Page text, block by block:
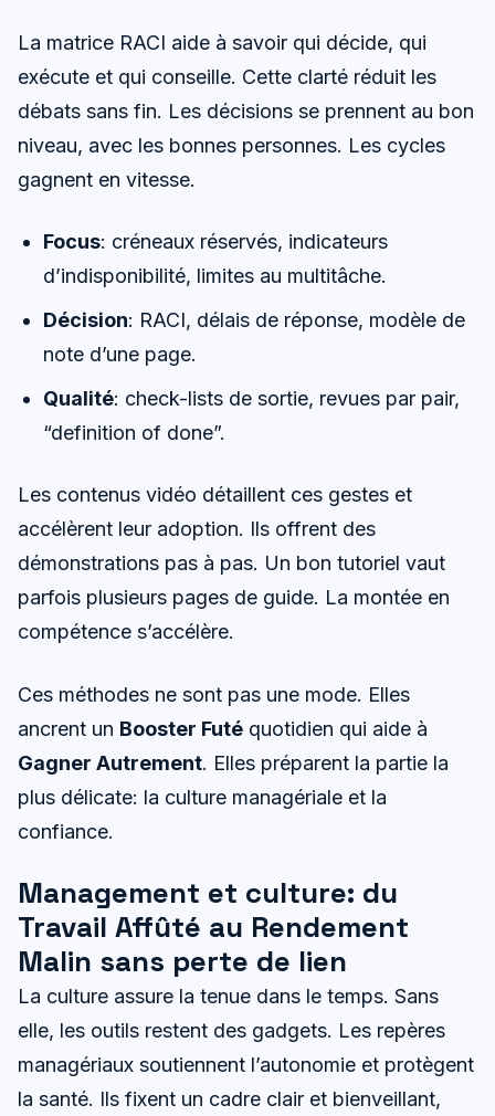
La matrice RACI aide à savoir qui décide, qui
exécute et qui conseille. Cette clarté réduit les
débats sans fin. Les décisions se prennent au bon
niveau, avec les bonnes personnes. Les cycles
gagnent en vitesse.
Focus: créneaux réservés, indicateurs
d’indisponibilité, limites au multitâche.
Décision: RACI, délais de réponse, modèle de
note d’une page.
Qualité: check-lists de sortie, revues par pair,
“definition of done”.
Les contenus vidéo détaillent ces gestes et
accélèrent leur adoption. Ils offrent des
démonstrations pas à pas. Un bon tutoriel vaut
parfois plusieurs pages de guide. La montée en
compétence s’accélère.
Ces méthodes ne sont pas une mode. Elles
ancrent un Booster Futé quotidien qui aide à
Gagner Autrement. Elles préparent la partie la
plus délicate: la culture managériale et la
confiance.
Management et culture: du
Travail Affûté au Rendement
Malin sans perte de lien
La culture assure la tenue dans le temps. Sans
elle, les outils restent des gadgets. Les repères
managériaux soutiennent l’autonomie et protègent
la santé. Ils fixent un cadre clair et bienveillant,